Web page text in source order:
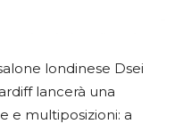
londinese Dsei
lancerà una
e multiposizioni: a